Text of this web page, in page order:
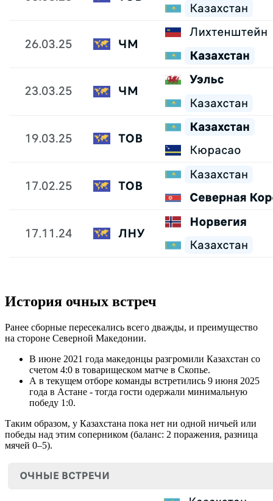
История очных встреч
Ранее сборные пересекались всего дважды, и преимущество
на стороне Северной Македонии.
В июне 2021 года македонцы разгромили Казахстан со
счетом 4:0 в товарищеском матче в Скопье.
А в текущем отборе команды встретились 9 июня 2025
года в Астане - тогда гости одержали минимальную
победу 1:0.
Таким образом, у Казахстана пока нет ни одной ничьей или
победы над этим соперником (баланс: 2 поражения, разница
мячей 0–5).